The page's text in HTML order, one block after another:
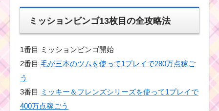
ボするミッションを攻
略する
ビンゴ15枚目 黒色のツ
ムで550万点を稼いだ
ミッションビンゴ13枚目の全攻略法
1番目 ミッションビンゴ開始
2番目 毛が三本のツムを使って1プレイで280万点稼ご
う
3番目 ミッキー＆フレンズシリーズを使って1プレイで
400万点稼ごう